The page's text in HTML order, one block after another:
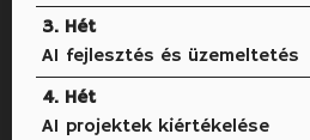
3. Hét
AI fejlesztés és üzemeltetés
4. Hét
AI projektek kiértékelése